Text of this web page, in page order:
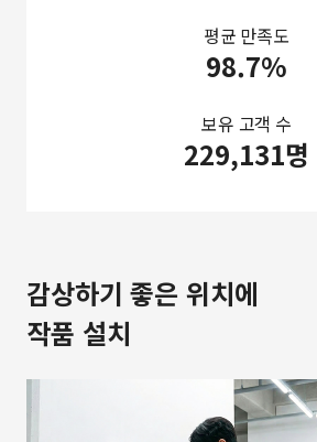
평균 만족도
98.7%
보유 고객 수
229,131명
감상하기 좋은 위치에
작품 설치